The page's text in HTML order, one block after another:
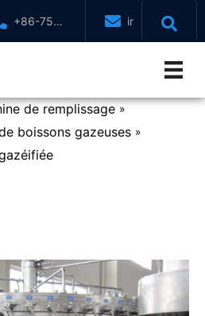
+86-755-
88321071
de remplissage »
boissons gazeuses »